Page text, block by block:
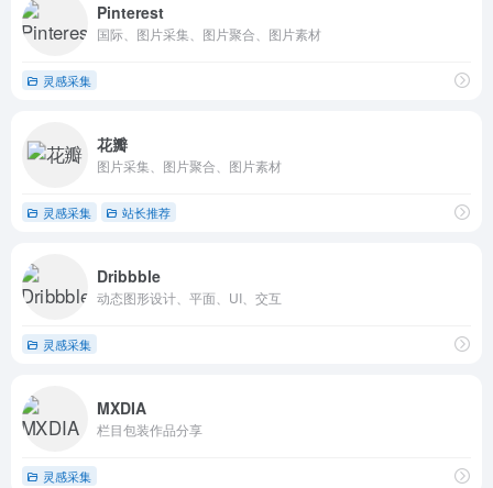
Pinterest
国际、图片采集、图片聚合、图片素材
灵感采集
花瓣
图片采集、图片聚合、图片素材
灵感采集 站长推荐
Dribbble
动态图形设计、平面、UI、交互
灵感采集
MXDIA
栏目包装作品分享
灵感采集